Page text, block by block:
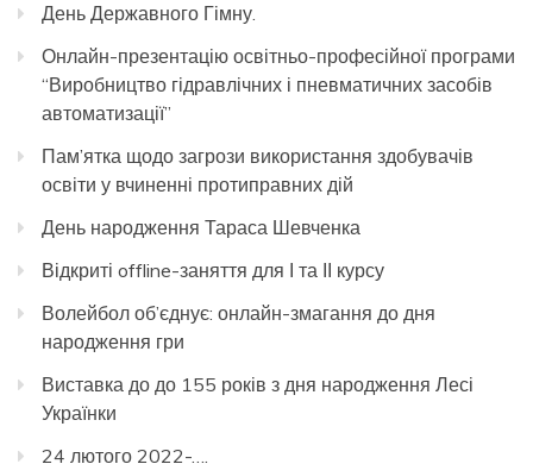
День Державного Гімну.
Онлайн-презентацію освітньо-професійної програми
“Виробництво гідравлічних і пневматичних засобів
автоматизації”
Пам’ятка щодо загрози використання здобувачів
освіти у вчиненні протиправних дій
День народження Тараса Шевченка
Відкриті offline-заняття для І та ІІ курсу
Волейбол об’єднує: онлайн-змагання до дня
народження гри
Виставка до до 155 років з дня народження Лесі
Українки
24 лютого 2022-….